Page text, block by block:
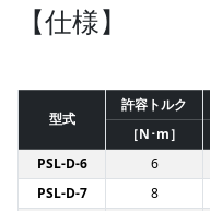
【仕様】
型式
許容トルク
［N･m］
PSL-D-6
6
PSL-D-7
8